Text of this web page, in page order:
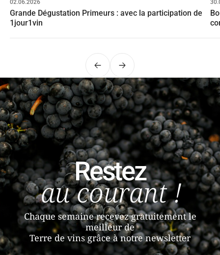
02.06.2026
Grande Dégustation Primeurs : avec la participation de
1jour1vin
PrécédentSuivant
Restez
au courant !
Chaque semaine recevez gratuitement le
meilleur de
Terre de vins grâce à notre newsletter